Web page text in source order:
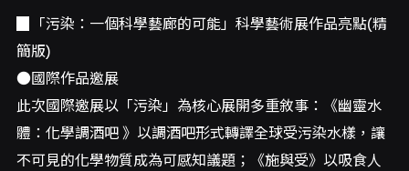
▉「污染：一個科學藝廊的可能」科學藝術展作品亮點(精
簡版)
●國際作品邀展
此次國際邀展以「污染」為核心展開多重敘事：《幽靈水
體：化學調酒吧 》以調酒吧形式轉譯全球受污染水樣，讓
不可見的化學物質成為可感知議題；《施與受》以吸食人